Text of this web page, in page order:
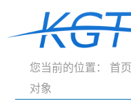
您当前的位置： 首页
对象